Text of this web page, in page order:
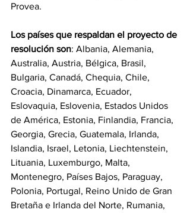
Provea.
Los países que respaldan el proyecto de
resolución son: Albania, Alemania,
Australia, Austria, Bélgica, Brasil,
Bulgaria, Canadá, Chequia, Chile,
Croacia, Dinamarca, Ecuador,
Eslovaquia, Eslovenia, Estados Unidos
de América, Estonia, Finlandia, Francia,
Georgia, Grecia, Guatemala, Irlanda,
Islandia, Israel, Letonia, Liechtenstein,
Lituania, Luxemburgo, Malta,
Montenegro, Países Bajos, Paraguay,
Polonia, Portugal, Reino Unido de Gran
Bretaña e Irlanda del Norte, Rumania,